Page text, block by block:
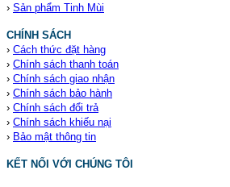
› Sản phẩm Tinh Mùi
CHÍNH SÁCH
› Cách thức đặt hàng
› Chính sách thanh toán
› Chính sách giao nhận
› Chính sách bảo hành
› Chính sách đổi trả
› Chính sách khiếu nại
› Bảo mật thông tin
KẾT NỐI VỚI CHÚNG TÔI